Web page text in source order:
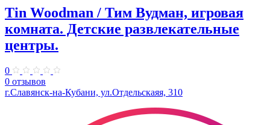
Tin Woodman / Тим Вудман, игровая
комната. Детские развлекательные
центры.
0
0 отзывов
г.Славянск-на-Кубани, ул.Отдельскаяя, 310